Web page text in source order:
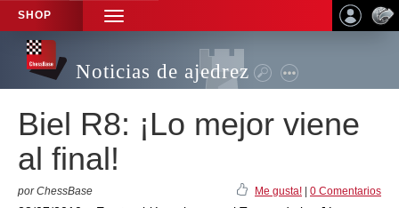
SHOP
TOGGLE
NAVIGATION
Noticias de ajedrez
Biel R8: ¡Lo mejor viene
al final!
por ChessBase Me gusta! 0 Comentarios